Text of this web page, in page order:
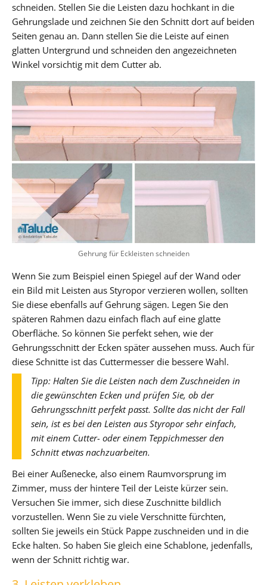
schneiden. Stellen Sie die Leisten dazu hochkant in die
Gehrungslade und zeichnen Sie den Schnitt dort auf beiden
Seiten genau an. Dann stellen Sie die Leiste auf einen
glatten Untergrund und schneiden den angezeichneten
Winkel vorsichtig mit dem Cutter ab.
Gehrung für Eckleisten schneiden
Wenn Sie zum Beispiel einen Spiegel auf der Wand oder
ein Bild mit Leisten aus Styropor verzieren wollen, sollten
Sie diese ebenfalls auf Gehrung sägen. Legen Sie den
späteren Rahmen dazu einfach flach auf eine glatte
Oberfläche. So können Sie perfekt sehen, wie der
Gehrungsschnitt der Ecken später aussehen muss. Auch für
diese Schnitte ist das Cuttermesser die bessere Wahl.
Tipp: Halten Sie die Leisten nach dem Zuschneiden in
die gewünschten Ecken und prüfen Sie, ob der
Gehrungsschnitt perfekt passt. Sollte das nicht der Fall
sein, ist es bei den Leisten aus Styropor sehr einfach,
mit einem Cutter- oder einem Teppichmesser den
Schnitt etwas nachzuarbeiten.
Bei einer Außenecke, also einem Raumvorsprung im
Zimmer, muss der hintere Teil der Leiste kürzer sein.
Versuchen Sie immer, sich diese Zuschnitte bildlich
vorzustellen. Wenn Sie zu viele Verschnitte fürchten,
sollten Sie jeweils ein Stück Pappe zuschneiden und in die
Ecke halten. So haben Sie gleich eine Schablone, jedenfalls,
wenn der Schnitt richtig war.